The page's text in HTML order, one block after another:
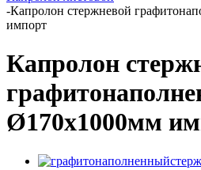
-Капролон стержневой
импорт
Капролон
Ø170х1000мм